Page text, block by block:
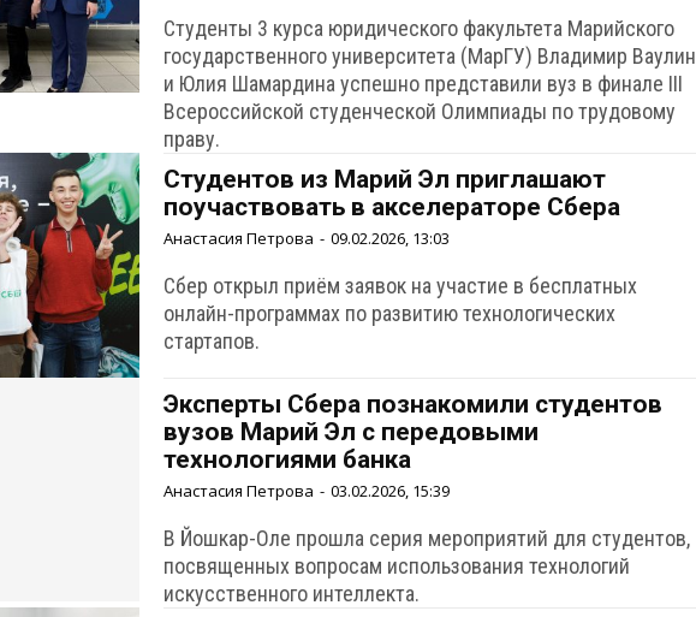
Студенты 3 курса юридического факультета Марийского
государственного университета (МарГУ) Владимир Ваулин
и Юлия Шамардина успешно представили вуз в финале III
Всероссийской студенческой Олимпиады по трудовому
праву.
Студентов из Марий Эл приглашают
поучаствовать в акселераторе Сбера
Анастасия Петрова - 09.02.2026, 13:03
Сбер открыл приём заявок на участие в бесплатных
онлайн-программах по развитию технологических
стартапов.
Эксперты Сбера познакомили студентов
вузов Марий Эл с передовыми
технологиями банка
Анастасия Петрова - 03.02.2026, 15:39
В Йошкар-Оле прошла серия мероприятий для студентов,
посвященных вопросам использования технологий
искусственного интеллекта.